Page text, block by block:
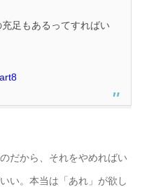
足もあるってすればい
だから、それをやめればい
い。本当は「あれ」が欲し